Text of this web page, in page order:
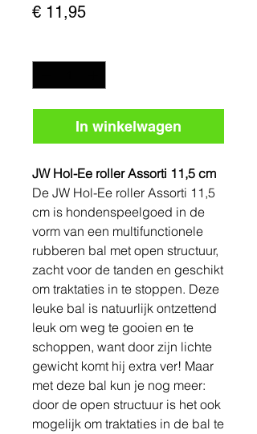
€ 11,95Prijs
In winkelwagen
JW Hol-Ee roller Assorti 11,5 cm
De JW Hol-Ee roller Assorti 11,5
cm is hondenspeelgoed in de
vorm van een multifunctionele
rubberen bal met open structuur,
zacht voor de tanden en geschikt
om traktaties in te stoppen. Deze
leuke bal is natuurlijk ontzettend
leuk om weg te gooien en te
schoppen, want door zijn lichte
gewicht komt hij extra ver! Maar
met deze bal kun je nog meer:
door de open structuur is het ook
mogelijk om traktaties in de bal te